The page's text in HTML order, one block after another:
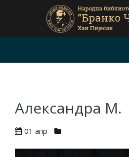
Александра М.
01 апр